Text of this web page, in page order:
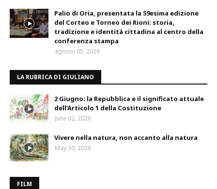
Palio di Oria, presentata la 59esima edizione
del Corteo e Torneo dei Rioni: storia,
tradizione e identità cittadina al centro della
conferenza stampa
agosto 05, 2026
LA RUBRICA DI GIULIANO
2 Giugno: la Repubblica e il significato attuale
dell’Articolo 1 della Costituzione
June 02, 2026
Vivere nella natura, non accanto alla natura
May 30, 2026
FILM